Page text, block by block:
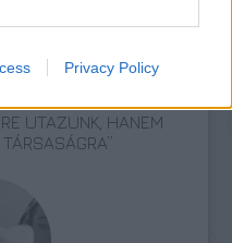
Privacy Policy
UTAZUNK, HANEM